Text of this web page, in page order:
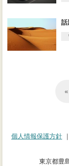
話
個人情報保護方針
東京都豊